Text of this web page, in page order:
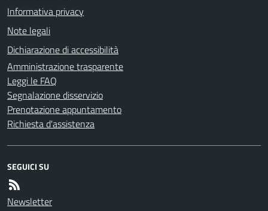
Informativa privacy
Note legali
Dichiarazione di accessibilità
Amministrazione trasparente
Leggi le FAQ
Segnalazione disservizio
Prenotazione appuntamento
Richiesta d'assistenza
SEGUICI SU
Newsletter